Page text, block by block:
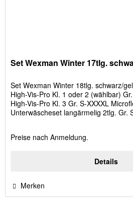
Set Wexman Winter 17tlg.
Set Wexman Winter 18tlg. schwarz/
High-Vis-Pro Kl. 1 oder 2 (wählbar)
High-Vis-Pro Kl. 3 Gr. S-XXXXL
Unterwäscheset langärmelig 2tlg. Gr.
Preise nach Anmeldung.
Details
Merken